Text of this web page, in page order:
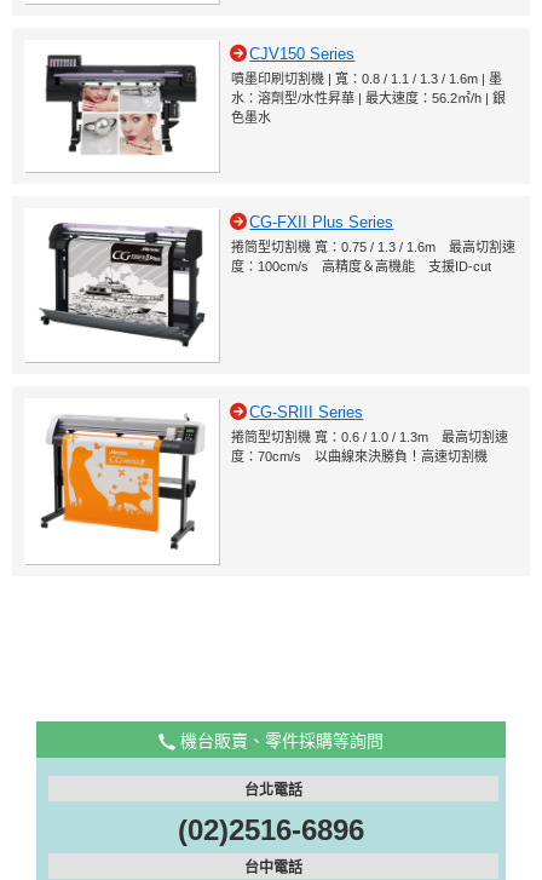
CJV150 Series
噴墨印刷切割機 | 寬：0.8 / 1.1 / 1.3 / 1.6m | 墨
水：溶劑型/水性昇華 | 最大速度：56.2㎡/h | 銀
色墨水
CG-FXII Plus Series
捲筒型切割機 寬：0.75 / 1.3 / 1.6m 最高切割速
度：100cm/s 高精度＆高機能 支援ID-cut
CG-SRIII Series
捲筒型切割機 寬：0.6 / 1.0 / 1.3m 最高切割速
度：70cm/s 以曲線來決勝負！高速切割機
機台販賣、零件採購等詢問
台北電話
(02)2516-6896
台中電話